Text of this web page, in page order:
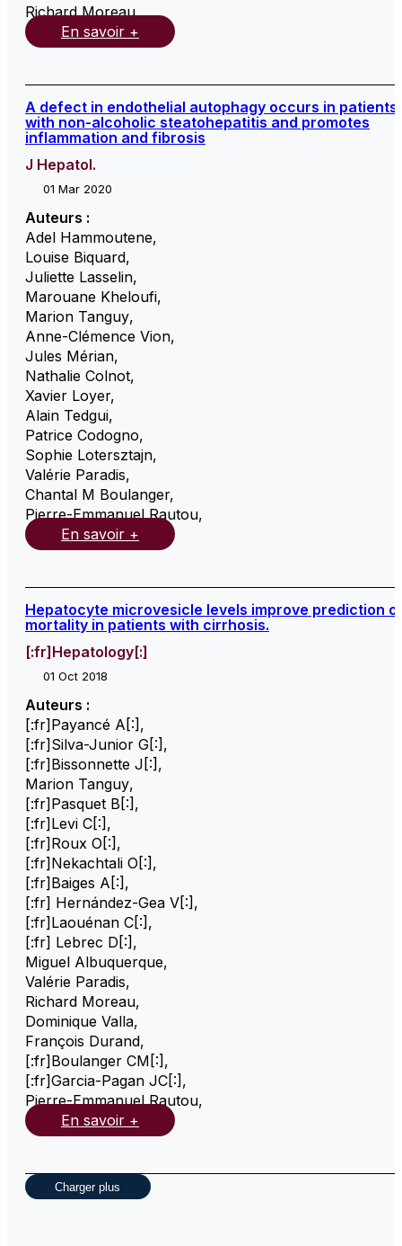
Richard Moreau,
En savoir +
A defect in endothelial autophagy occurs in patients
with non-alcoholic steatohepatitis and promotes
inflammation and fibrosis
J Hepatol.
01 Mar 2020
Auteurs :
Adel Hammoutene,
Louise Biquard,
Juliette Lasselin,
Marouane Kheloufi,
Marion Tanguy,
Anne-Clémence Vion,
Jules Mérian,
Nathalie Colnot,
Xavier Loyer,
Alain Tedgui,
Patrice Codogno,
Sophie Lotersztajn,
Valérie Paradis,
Chantal M Boulanger,
Pierre-Emmanuel Rautou,
En savoir +
Hepatocyte microvesicle levels improve prediction
mortality in patients with cirrhosis.
[:fr]Hepatology[:]
01 Oct 2018
Auteurs :
[:fr]Payancé A[:] ,
[:fr]Silva-Junior G[:] ,
[:fr]Bissonnette J[:] ,
Marion Tanguy,
[:fr]Pasquet B[:] ,
[:fr]Levi C[:] ,
[:fr]Roux O[:] ,
[:fr]Nekachtali O[:] ,
[:fr]Baiges A[:] ,
[:fr] Hernández-Gea V[:] ,
[:fr]Laouénan C[:] ,
[:fr] Lebrec D[:] ,
Miguel Albuquerque,
Valérie Paradis,
Richard Moreau,
Dominique Valla,
François Durand,
[:fr]Boulanger CM[:] ,
[:fr]Garcia-Pagan JC[:] ,
Pierre-Emmanuel Rautou,
En savoir +
Charger plus